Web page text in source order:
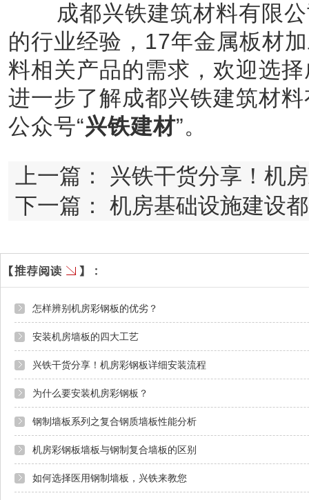
成都兴铁建筑材料有限公
的行业经验，17年金属板材
料相关产品的需求，欢迎选
进一步了解成都兴铁建筑材
公众号“兴铁建材”。
上一篇： 兴铁干货分享！机
下一篇： 机房基础设施建设
怎样辨别机房彩钢板的优劣？
安装机房墙板的四大工艺
兴铁干货分享！机房彩钢板详细安装流程
为什么要安装机房彩钢板？
钢制墙板系列之复合钢质墙板性能分析
机房彩钢板墙板与钢制复合墙板的区别
如何选择医用钢制墙板，兴铁来教您